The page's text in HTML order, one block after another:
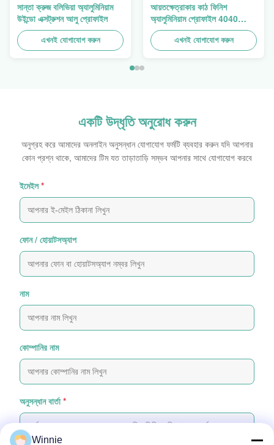
সান্তা ক্রুজ বলিভিয়া অ্যালুমিনিয়াম
উইন্ডো এক্সট্রুশন আলু প্রোফাইল
এখনই যোগাযোগ করুন
আয়তক্ষেত্রাকার কাঠ ফিনিশ
অ্যালুমিনিয়াম প্রোফাইল 4040
অ্যালুমিনিয়াম এক্সট্রুশন প্রোফাইল
এখনই যোগাযোগ করুন
একটি উদ্ধৃতি অনুরোধ করুন
অনুগ্রহ করে আমাদের অনলাইন অনুসন্ধান যোগাযোগ ফর্মটি ব্যবহার করুন যদি আপনার
কোন প্রশ্ন থাকে, আমাদের টিম যত তাড়াতাড়ি সম্ভব আপনার সাথে যোগাযোগ করবে
ইমেইল *
ফোন / হোয়াটসঅ্যাপ
নাম
কোম্পানির নাম
অনুসন্ধান বার্তা *
Winnie